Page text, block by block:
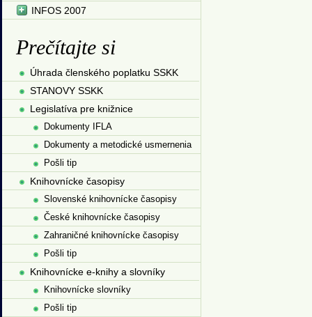
INFOS 2007
Prečítajte si
Úhrada členského poplatku SSKK
STANOVY SSKK
Legislatíva pre knižnice
Dokumenty IFLA
Dokumenty a metodické usmernenia
Pošli tip
Knihovnícke časopisy
Slovenské knihovnícke časopisy
České knihovnícke časopisy
Zahraničné knihovnícke časopisy
Pošli tip
Knihovnícke e-knihy a slovníky
Knihovnícke slovníky
Pošli tip